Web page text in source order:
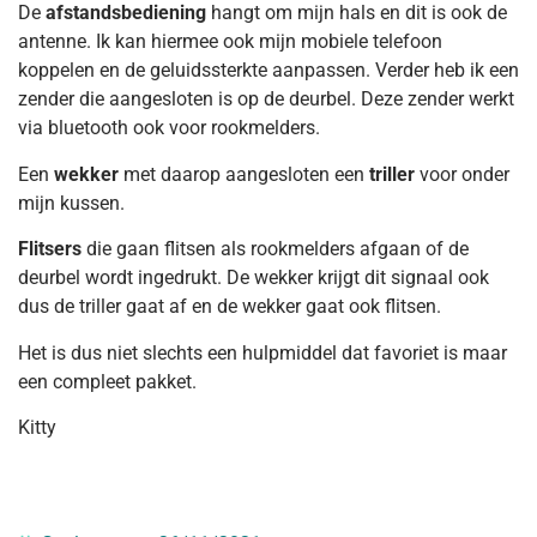
De afstandsbediening hangt om mijn hals en dit is ook de
antenne. Ik kan hiermee ook mijn mobiele telefoon
koppelen en de geluidssterkte aanpassen. Verder heb ik een
zender die aangesloten is op de deurbel. Deze zender werkt
via bluetooth ook voor rookmelders.
Een wekker met daarop aangesloten een triller voor onder
mijn kussen.
Flitsers die gaan flitsen als rookmelders afgaan of de
deurbel wordt ingedrukt. De wekker krijgt dit signaal ook
dus de triller gaat af en de wekker gaat ook flitsen.
Het is dus niet slechts een hulpmiddel dat favoriet is maar
een compleet pakket.
Kitty